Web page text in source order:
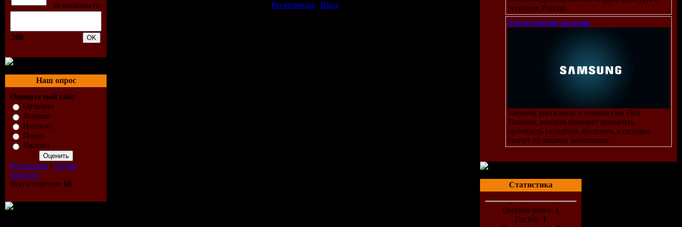
200
Наш опрос
Оцените мой сайт
Отлично
Хорошо
Неплохо
Плохо
Ужасно
Результаты | Архив
опросов
Всего ответов: 68
Регистрация| Вход]
регионах России.
Титан против складок
Samsung рассказала о технологии Flex
Titanium, которая поможет повысить
прочность складных дисплеев, а складки
станут не такими заметными.
Статистика
Онлайн всего: 1
Гостей: 1